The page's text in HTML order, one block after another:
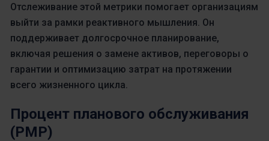
Отслеживание этой метрики помогает организациям
выйти за рамки реактивного мышления. Он
поддерживает долгосрочное планирование,
включая решения о замене активов, переговоры о
гарантии и оптимизацию затрат на протяжении
всего жизненного цикла.
Процент планового обслуживания
(PMP)